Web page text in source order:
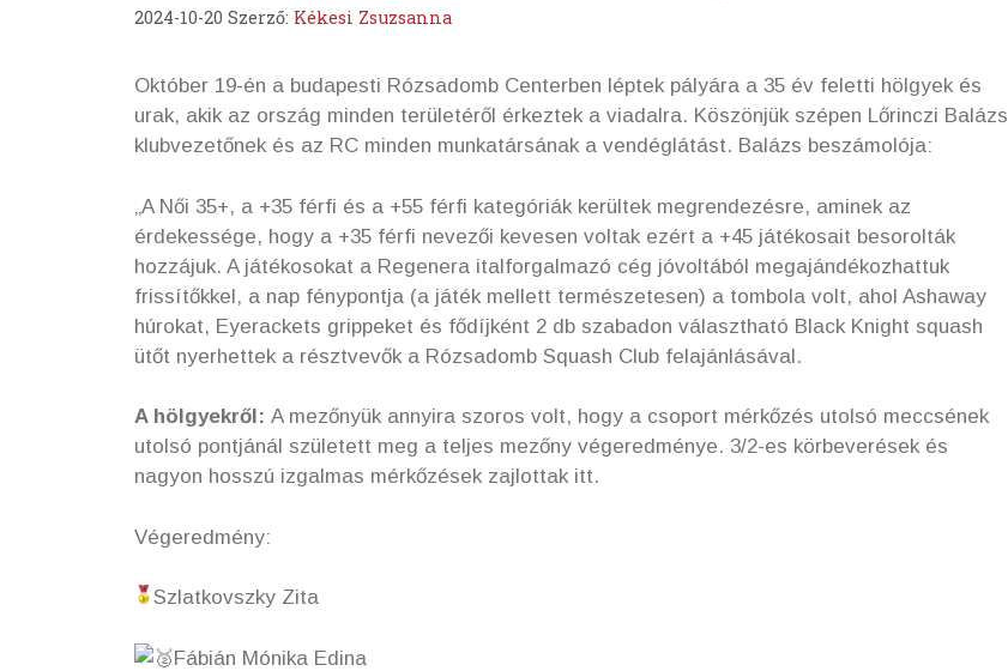
2024-10-20 Szerző: Kékesi Zsuzsanna
Október 19-én a budapesti Rózsadomb Centerben léptek pályára a 35 év feletti hölgyek és
urak, akik az ország minden területéről érkeztek a viadalra. Köszönjük szépen Lőrinczi Balázs
klubvezetőnek és az RC minden munkatársának a vendéglátást. Balázs beszámolója:
„A Női 35+, a +35 férfi és a +55 férfi kategóriák kerültek megrendezésre, aminek az
érdekessége, hogy a +35 férfi nevezői kevesen voltak ezért a +45 játékosait besorolták
hozzájuk. A játékosokat a Regenera italforgalmazó cég jóvoltából megajándékozhattuk
frissítőkkel, a nap fénypontja (a játék mellett természetesen) a tombola volt, ahol Ashaway
húrokat, Eyerackets grippeket és fődíjként 2 db szabadon választható Black Knight squash
ütőt nyerhettek a résztvevők a Rózsadomb Squash Club felajánlásával.
A hölgyekről: A mezőnyük annyira szoros volt, hogy a csoport mérkőzés utolsó meccsének
utolsó pontjánál született meg a teljes mezőny végeredménye. 3/2-es körbeverések és
nagyon hosszú izgalmas mérkőzések zajlottak itt.
Végeredmény:
Szlatkovszky Zita
Fábián Mónika Edina